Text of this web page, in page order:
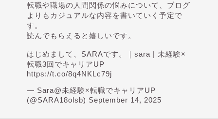
転職や職場の人間関係の悩みについて、ブログ
よりもカジュアルな内容を書いていく予定で
す。
読んでもらえると嬉しいです。
はじめまして、SARAです。｜sara | 未経験×
転職3回でキャリアUP
https://t.co/8q4NKLc79j
— Sara@未経験×転職でキャリアUP
(@SARA18olsb) September 14, 2025